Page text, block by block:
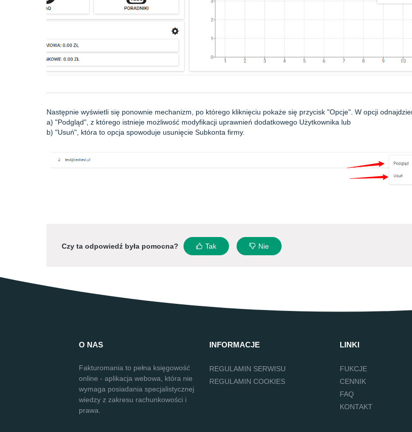
Następnie wyświetli się ponownie mechanizm, po którego kliknięciu pokaże się przycisk "Opcje". W opcji
a) "Podgląd", z którego istnieje możliwość modyfikacji uprawnień dodatkowego Użytkownika lub
b) "Usuń", która to opcja spowoduje usunięcie Subkonta firmy.
Czy ta odpowiedź była pomocna? Tak Nie
O NAS
Fakturomania to pełna księgowość
online - aplikacja webowa, która nie
wymaga posiadania specjalistycznej
wiedzy z zakresu rachunkowości i
prawa.
INFORMACJE
REGULAMIN SERWISU
REGULAMIN COOKIES
LINKI
FUKCJE
CENNIK
FAQ
KONTAKT